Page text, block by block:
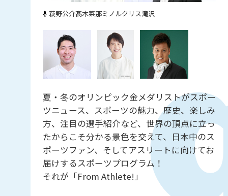
萩野公介髙木菜那ミノルクリス滝沢
夏・冬のオリンピック金メダリストがスポー
ツニュース、スポーツの魅力、歴史、楽しみ
方、注目の選手紹介など、世界の頂点に立っ
たからこそ分かる景色を交えて、日本中のス
ポーツファン、そしてアスリートに向けてお
届けするスポーツプログラム！
それが「From Athlete!」